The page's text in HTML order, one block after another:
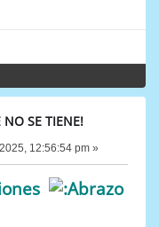
NO SE TIENE!
12:56:54 pm »